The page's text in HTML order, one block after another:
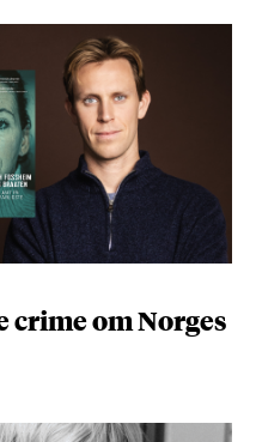
crime om Norges